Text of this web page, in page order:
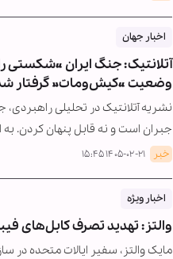
اخبار جهان
آتلانتیک: جنگ ایران «شکستی
وضعیت «کیش‌ومات» گرفتار
نشریه آتلانتیک در تحلیلی
جبران است و نه قابل پنهان کردن. به
خبر ۱۴۰۵-۰۲-۲۱ ۱۵:۴۵
اخبار ویژه
والتز: تهدید تصرف کابل‌های
مایک والتز، سفیر ایالات متحده در